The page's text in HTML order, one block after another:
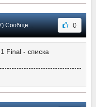
#132 0
Final - списка